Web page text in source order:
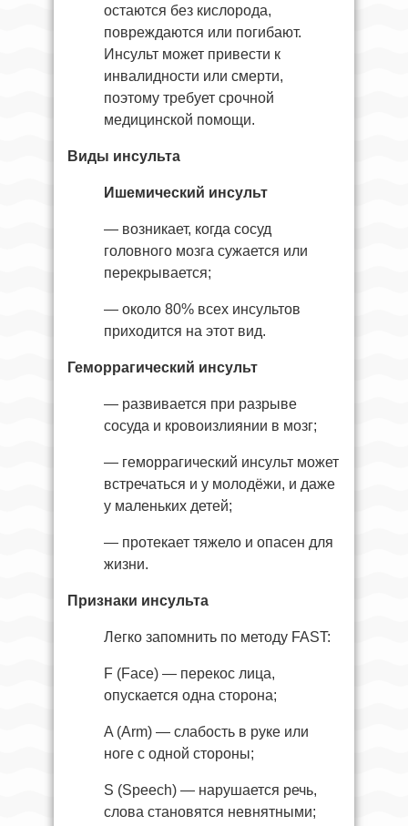
остаются без кислорода,
повреждаются или погибают.
Инсульт может привести к
инвалидности или смерти,
поэтому требует срочной
медицинской помощи.
Виды инсульта
Ишемический инсульт
— возникает, когда сосуд
головного мозга сужается или
перекрывается;
— около 80% всех инсультов
приходится на этот вид.
Геморрагический инсульт
— развивается при разрыве
сосуда и кровоизлиянии в мозг;
— геморрагический инсульт может
встречаться и у молодёжи, и даже
у маленьких детей;
— протекает тяжело и опасен для
жизни.
Признаки инсульта
Легко запомнить по методу FAST:
F (Face) — перекос лица,
опускается одна сторона;
A (Arm) — слабость в руке или
ноге с одной стороны;
S (Speech) — нарушается речь,
слова становятся невнятными;